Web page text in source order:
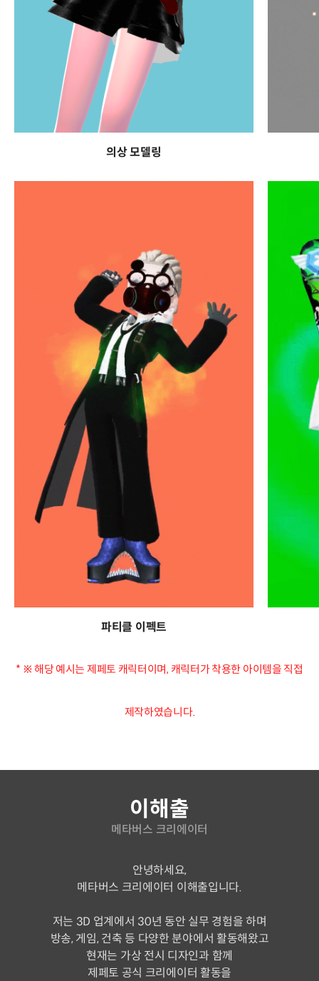
의상 모델링
파티클 이펙트
* ※ 해당 예시는 제페토 캐릭터이며, 캐릭터가 착용한 아이템을 직접
제작하였습니다.
이해출
메타버스 크리에이터
안녕하세요,
메타버스 크리에이터 이해출입니다.
저는 3D 업계에서 30년 동안 실무 경험을 하며
방송, 게임, 건축 등 다양한 분야에서 활동해왔고
현재는 가상 전시 디자인과 함께
제페토 공식 크리에이터 활동을